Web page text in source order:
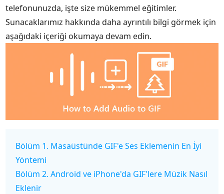
telefonunuzda, işte size mükemmel eğitimler.
Sunacaklarımız hakkında daha ayrıntılı bilgi görmek için
aşağıdaki içeriği okumaya devam edin.
Bölüm 1. Masaüstünde GIF'e Ses Eklemenin En İyi
Yöntemi
Bölüm 2. Android ve iPhone'da GIF'lere Müzik Nasıl
Eklenir